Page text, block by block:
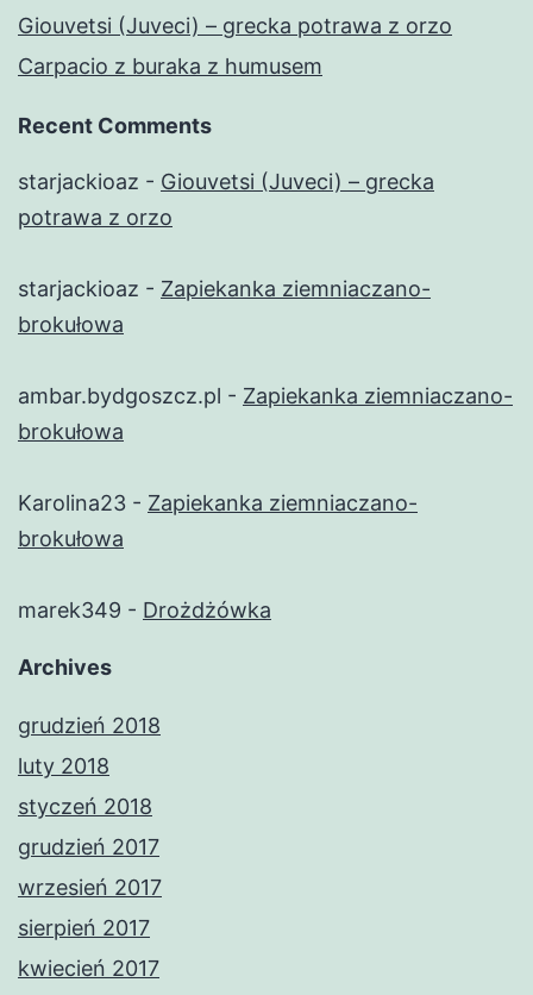
Giouvetsi (Juveci) – grecka potrawa z orzo
Carpacio z buraka z humusem
Recent Comments
starjackioaz - Giouvetsi (Juveci) – grecka
potrawa z orzo
starjackioaz - Zapiekanka ziemniaczano-
brokułowa
ambar.bydgoszcz.pl - Zapiekanka ziemniaczano-
brokułowa
Karolina23 - Zapiekanka ziemniaczano-
brokułowa
marek349 - Drożdżówka
Archives
grudzień 2018
luty 2018
styczeń 2018
grudzień 2017
wrzesień 2017
sierpień 2017
kwiecień 2017